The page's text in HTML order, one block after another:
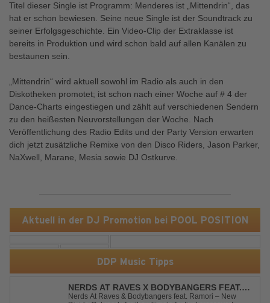
Aktuell in der DJ Promotion bei POOL POSITION
DDP Music Tipps
NERDS AT RAVES X BODYBANGERS FEAT.
RAMORI - NEW DIVIDE
Nerds At Raves & Bodybangers feat. Ramori – New
Titel dieser Single ist Programm: Menderes ist „Mittendrin“, das
hat er schon bewiesen. Seine neue Single ist der Soundtrack zu
seiner Erfolgsgeschichte. Ein Video-Clip der Extraklasse ist
bereits in Produktion und wird schon bald auf allen Kanälen zu
bestaunen sein.
„Mittendrin“ wird aktuell sowohl im Radio als auch in den
Diskotheken promotet; ist schon nach einer Woche auf # 4 der
Dance-Charts eingestiegen und zählt auf verschiedenen Sendern
zu den heißesten Neuvorstellungen der Woche. Nach
Veröffentlichung des Radio Edits und der Party Version erwarten
dich jetzt zusätzliche Remixe von den Disco Riders, Jason Parker,
NaXwell, Marane, Mesia sowie DJ Ostkurve.